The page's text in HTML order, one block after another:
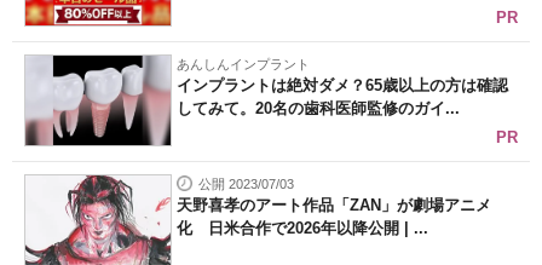
PR
あんしんインプラント
インプラントは絶対ダメ？65歳以上の方は確認
してみて。20名の歯科医師監修のガイ...
PR
公開 2023/07/03
天野喜孝のアート作品「ZAN」が劇場アニメ
化 日米合作で2026年以降公開 | ...